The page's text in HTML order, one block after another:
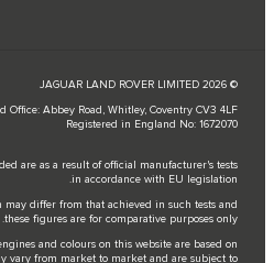
© JAGUAR LAND ROVER LIMITED 2026
Office: Abbey Road, Whitley, Coventry CV3 4LF
Registered in England No: 1672070
are as a result of official manufacturer's tests
in accordance with EU legislation.
differ from that achieved in such tests and
these figures are for comparative purposes only.
and colours on this website are based on
vary from market to market and are subject to